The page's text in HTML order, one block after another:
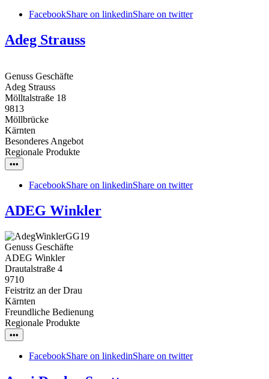
FacebookShare on linkedinShare on twitter
Adeg Strauss
Genuss Geschäfte
Adeg Strauss
Mölltalstraße 18
9813
Möllbrücke
Kärnten
Besonderes Angebot
Regionale Produkte
•••
FacebookShare on linkedinShare on twitter
ADEG Winkler
Genuss Geschäfte
ADEG Winkler
Drautalstraße 4
9710
Feistritz an der Drau
Kärnten
Freundliche Bedienung
Regionale Produkte
•••
FacebookShare on linkedinShare on twitter